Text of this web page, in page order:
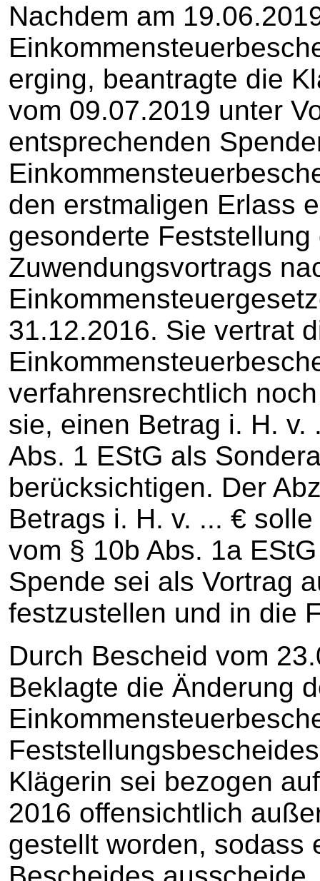
Nachdem am
erging, beantragte die
vom 09.07.2019 unter
entsprechenden
den erstmaligen Erlass
gesonderte
Zuwendungsvortrags
31.12.2016. Sie vertrat
verfahrensrechtlich
sie, einen Betrag i. H.
Abs. 1 EStG als
berücksichtigen. Der
Betrags i. H. v. ... €
vom § 10b Abs. 1a
Spende sei als Vortrag
festzustellen und in die
Durch Bescheid vom
Beklagte die Änderung
Klägerin sei bezogen
2016 offensichtlich
gestellt worden, sodass